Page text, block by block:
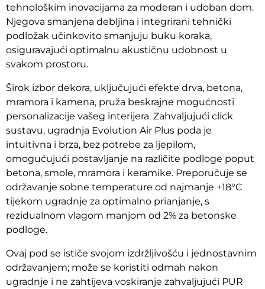
tehnološkim inovacijama za moderan i udoban dom.
Njegova smanjena debljina i integrirani tehnički
podložak učinkovito smanjuju buku koraka,
osiguravajući optimalnu akustičnu udobnost u
svakom prostoru.
Širok izbor dekora, uključujući efekte drva, betona,
mramora i kamena, pruža beskrajne mogućnosti
personalizacije vašeg interijera. Zahvaljujući click
sustavu, ugradnja Evolution Air Plus poda je
intuitivna i brza, bez potrebe za ljepilom,
omogućujući postavljanje na različite podloge poput
betona, smole, mramora i keramike. Preporučuje se
održavanje sobne temperature od najmanje +18°C
tijekom ugradnje za optimalno prianjanje, s
rezidualnom vlagom manjom od 2% za betonske
podloge.
Ovaj pod se ističe svojom izdržljivošću i jednostavnim
održavanjem; može se koristiti odmah nakon
ugradnje i ne zahtijeva voskiranje zahvaljujući PUR